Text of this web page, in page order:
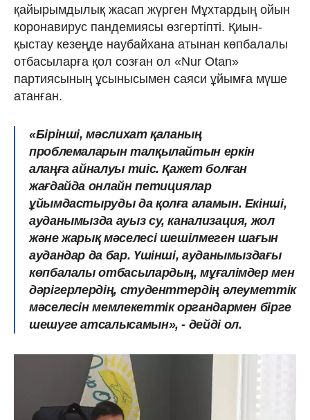
қайырымдылық жасап жүрген Мұхтардың ойын
коронавирус пандемиясы өзгертіпті. Қиын-
қыстау кезеңде наубайхана атынан көпбалалы
отбасыларға қол созған ол «Nur Otan»
партиясының ұсынысымен саяси ұйымға мүше
атанған.
«Бірінші, мәслихат қаланың
проблемаларын талқылайтын еркін
алаңға айналуы тиіс. Қажет болған
жағдайда онлайн петициялар
ұйымдастыруды да қолға аламын. Екінші,
ауданымызда ауыз су, канализация, жол
және жарық мәселесі шешілмеген шағын
аудандар да бар. Үшінші, ауданымыздағы
көпбалалы отбасылардың, мұғалімдер мен
дәрігерлердің, студенттердің әлеуметтік
мәселесін мемлекеттік органдармен бірге
шешуге атсалысамын», - дейді ол.